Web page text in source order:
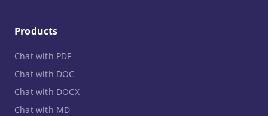
Products
Chat with PDF
Chat with DOC
Chat with DOCX
Chat with MD